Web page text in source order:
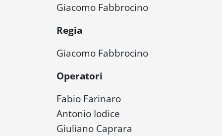
Giacomo Fabbrocino
Regia
Giacomo Fabbrocino
Operatori
Fabio Farinaro
Antonio Iodice
Giuliano Caprara